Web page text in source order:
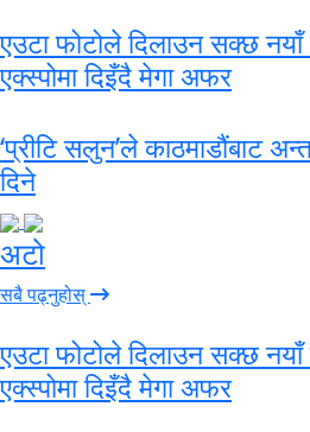
एउटा फोटोले दिलाउन सक्छ
एक्स्पोमा दिइँदै मेगा अफर
‘प्रीटि सलुन’ले काठमाडौंबाट
दिने
अटो
सबै पढ्नुहोस्
एउटा फोटोले दिलाउन सक्छ
एक्स्पोमा दिइँदै मेगा अफर